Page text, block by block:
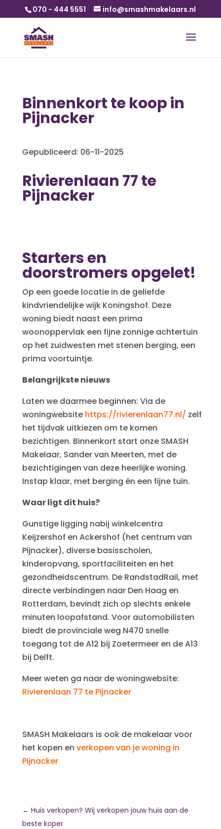
070 - 444 5551 info@smashmakelaars.nl
Binnenkort te koop in
Pijnacker
Gepubliceerd: 06-11-2025
Rivierenlaan 77 te
Pijnacker
Starters en
doorstromers opgelet!
Op een goede locatie in de geliefde
kindvriendelijke wijk Koningshof. Deze
woning biedt naast een prima
woonoppervlak een fijne zonnige achtertuin
op het zuidwesten met stenen berging, een
prima voortuintje.
Belangrijkste nieuws
Laten we daarmee beginnen: Via de
woningwebsite https://rivierenlaan77.nl/ zelf
het tijdvak uitkiezen om te komen
bezichtigen. Binnenkort start onze SMASH
Makelaar, Sander van Meerten, met de
bezichtigingen van deze heerlijke woning.
Instap klaar, met berging én een fijne tuin.
Waar ligt dit huis?
Gunstige ligging nabij winkelcentra
Keijzershof en Ackershof (het centrum van
Pijnacker), diverse basisscholen,
kinderopvang, sportfaciliteiten en het
gezondheidscentrum. De RandstadRail, met
directe verbindingen naar Den Haag en
Rotterdam, bevindt zich op slechts enkele
minuten loopafstand. Voor automobilisten
biedt de provinciale weg N470 snelle
toegang tot de A12 bij Zoetermeer en de A13
bij Delft.
Meer weten ga naar de woningwebsite:
Rivierenlaan 77 te Pijnacker
SMASH Makelaars is ook de makelaar voor
het kopen en verkopen van je woning in
Pijnacker
← Huis verkopen? Wij verkopen jouw huis aan de
beste koper